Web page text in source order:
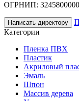
ОГРНИП:
Написать директору
Категории
Пленка ПВХ
Пластик
Акриловый
Эмаль
Шпон
Массив дерева